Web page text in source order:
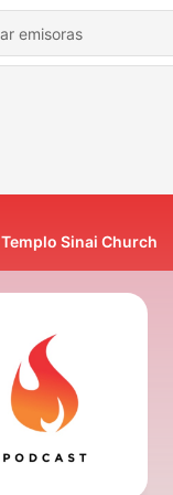
Templo Sinai Church